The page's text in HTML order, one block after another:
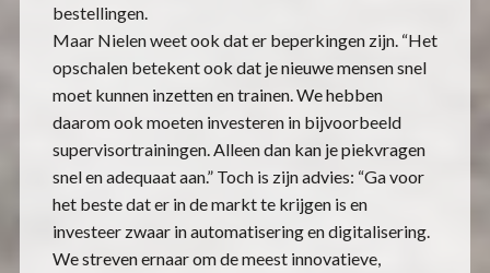
bestellingen.
Maar Nielen weet ook dat er beperkingen zijn. “Het
opschalen betekent ook dat je nieuwe mensen snel
moet kunnen inzetten en trainen. We hebben
daarom ook moeten investeren in bijvoorbeeld
supervisortrainingen. Alleen dan kan je piekvragen
snel en adequaat aan.” Toch is zijn advies: “Ga voor
het beste dat er in de markt te krijgen is en
investeer zwaar in automatisering en digitalisering.
We streven ernaar om de meest innovatieve,